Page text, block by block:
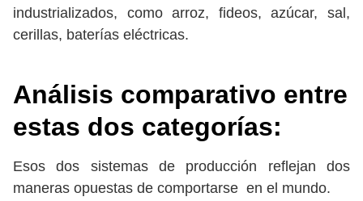
industrializados, como arroz, fideos, azúcar, sal,
cerillas, baterías eléctricas.
Análisis comparativo entre
estas dos categorías:
Esos dos sistemas de producción reflejan dos
maneras opuestas de comportarse en el mundo.